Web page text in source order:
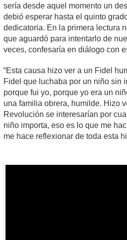
sería desde aquel momento un
debió esperar hasta el quinto
dedicatoria. En la primera lectura
que aguardó para intentarlo de
veces, confesaría en diálogo con
“Esta causa hizo ver a un Fidel
Fidel que luchaba por un niño sin
porque fui yo, porque yo era un
una familia obrera, humilde. Hizo
Revolución se interesarían por
niño importa, eso es lo que me
me hace reflexionar de toda esta